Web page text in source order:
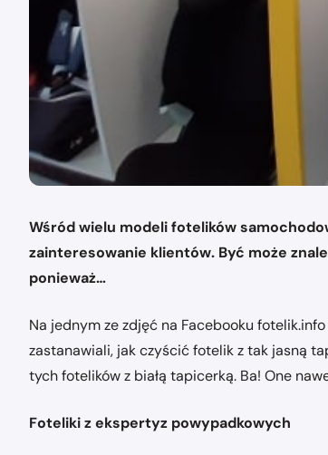
Wśród wielu modeli fotelików
zainteresowanie klientów. Być może
ponieważ…
Na jednym ze zdjęć na Facebooku
zastanawiali, jak czyścić fotelik z tak jasną
tych fotelików z białą tapicerką. Ba! One
Foteliki z ekspertyz powypadkowych